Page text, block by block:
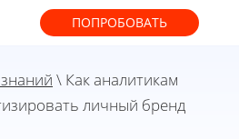
ПОПРОБОВАТЬ
\ Как аналитикам
личный бренд